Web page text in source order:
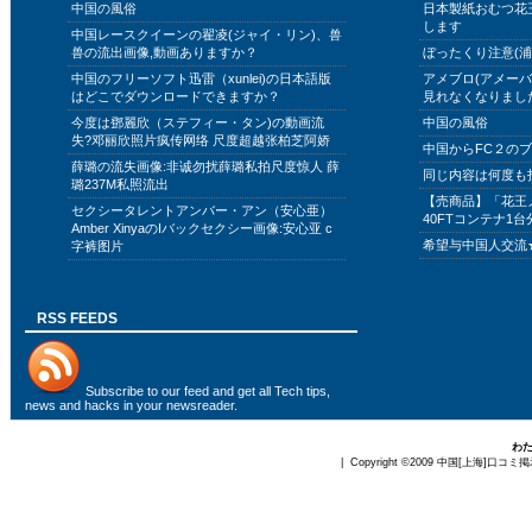
中国の風俗
中国レースクイーンの翟凌(ジャイ・リン)、兽
兽の流出画像,動画ありますか？
中国のフリーソフト迅雷（xunlei)の日本語版
はどこでダウンロードできますか？
今度は鄧麗欣（ステフィー・タン)の動画流
失?邓丽欣照片疯传网络 尺度超越张柏芝阿娇
薛璐の流失画像:非诚勿扰薛璐私拍尺度惊人 薛
璐237M私照流出
セクシータレントアンバー・アン（安心亜）
Amber XinyaのIバックセクシー画像:安心亚 c
字裤图片
日本製紙おむつ
します
ぼったくり注意(
アメブロ(アメー
見れなくなりまし
中国の風俗
中国からFC２の
同じ内容は何度
【売商品】「花
40FTコンテナ1台
希望与中国人交
RSS FEEDS
Subscribe to our feed and get all Tech tips,
news and hacks in your newsreader.
わ
| Copyright ©2009 中国[上海]口コミ掲